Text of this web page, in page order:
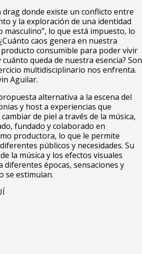
donde existe un conflicto entre
y la exploración de una identidad
masculino”, lo que está impuesto, lo
caos genera en nuestra
consumible para poder vivir
queda de nuestra esencia? Son
multidisciplinario nos enfrenta.
Aguilar.
alternativa a la escena del
y host a experiencias que
de piel a través de la música,
fundado y colaborado en
productora, lo que le permite
públicos y necesidades. Su
la música y los efectos visuales
épocas, sensaciones y
se estimulan.